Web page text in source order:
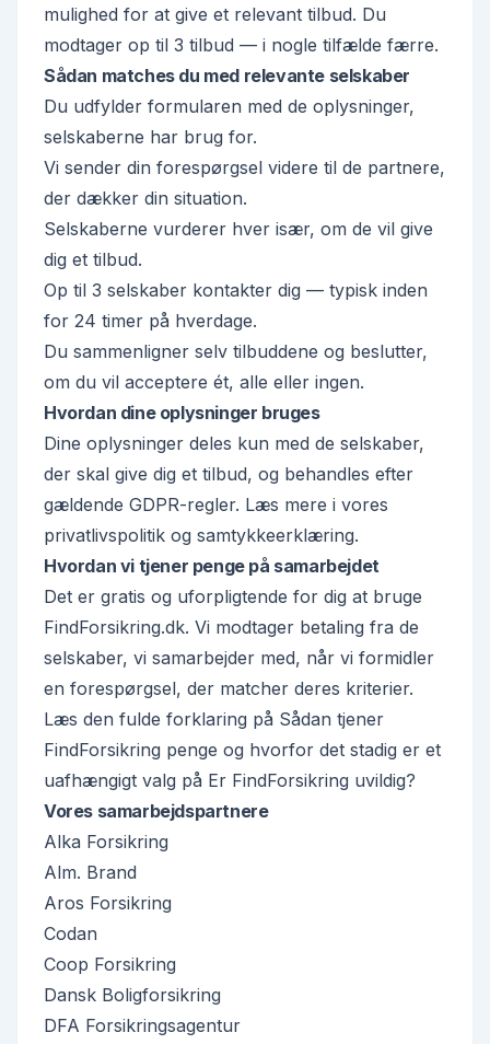
mulighed for at give et relevant tilbud. Du
modtager op til 3 tilbud — i nogle tilfælde færre.
Sådan matches du med relevante selskaber
Du udfylder formularen med de oplysninger,
selskaberne har brug for.
Vi sender din forespørgsel videre til de partnere,
der dækker din situation.
Selskaberne vurderer hver især, om de vil give
dig et tilbud.
Op til 3 selskaber kontakter dig — typisk inden
for 24 timer på hverdage.
Du sammenligner selv tilbuddene og beslutter,
om du vil acceptere ét, alle eller ingen.
Hvordan dine oplysninger bruges
Dine oplysninger deles kun med de selskaber,
der skal give dig et tilbud, og behandles efter
gældende GDPR-regler. Læs mere i vores
privatlivspolitik og samtykkeerklæring.
Hvordan vi tjener penge på samarbejdet
Det er gratis og uforpligtende for dig at bruge
FindForsikring.dk. Vi modtager betaling fra de
selskaber, vi samarbejder med, når vi formidler
en forespørgsel, der matcher deres kriterier.
Læs den fulde forklaring på Sådan tjener
FindForsikring penge og hvorfor det stadig er et
uafhængigt valg på Er FindForsikring uvildig?
Vores samarbejdspartnere
Alka Forsikring
Alm. Brand
Aros Forsikring
Codan
Coop Forsikring
Dansk Boligforsikring
DFA Forsikringsagentur